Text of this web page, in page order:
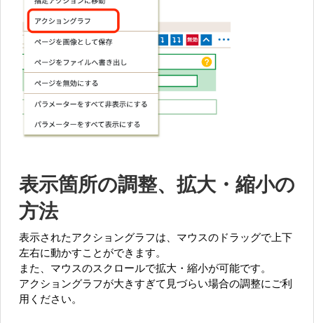
表示箇所の調整、拡大・縮小の
方法
表示されたアクショングラフは、マウスのドラッグで上下
左右に動かすことができます。
また、マウスのスクロールで拡大・縮小が可能です。
アクショングラフが大きすぎて見づらい場合の調整にご利
用ください。